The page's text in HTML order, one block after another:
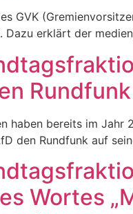
GVK
Dazu erklärt der
haben bereits im
den Rundfunk auf
Wortes